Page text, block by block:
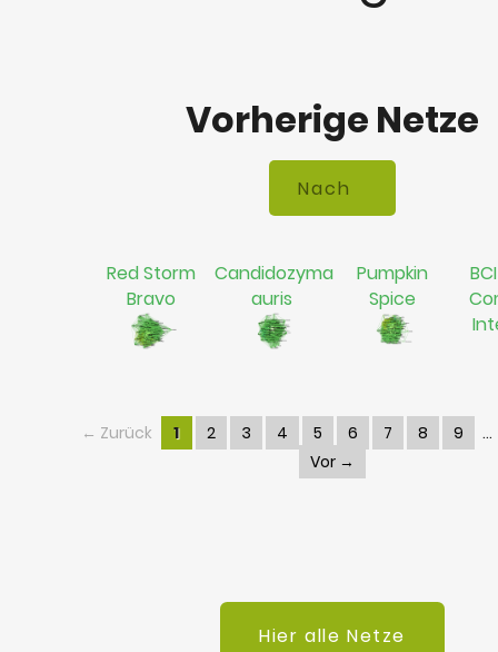
Vorherige Netze
Red Storm
Bravo
Candidozyma
auris
Pumpkin
Spice
← Zurück 1 2 3 4 5 6 7 8
9
Vor →
Hier alle Netze